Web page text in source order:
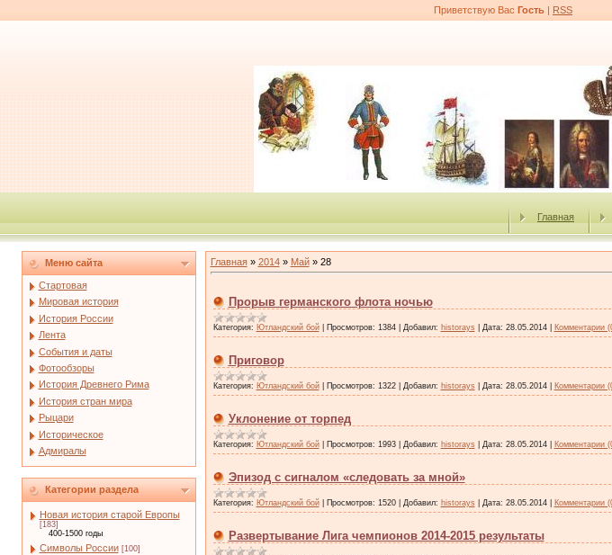
Приветствую Вас Гость | RSS
Главная
Меню сайта
Стартовая
Мировая история
История России
Лента
События и даты
Фотообзоры
История Древнего Рима
История стран мира
Рыцари
Историческое
Адмиралы
Категории раздела
Новая история старой Европы
[183]
400-1500 годы
Символы России [100]
Главная» 2014 » Май » 28
Прорыв германского флота ночью
Категория: Ютландский бой Просмотров: 1384 Добавил: historays Дата: 28.05.2014 Комментарии
Приговор
Категория: Ютландский бой Просмотров: 1322 Добавил: historays Дата: 28.05.2014 Комментарии
Уклонение от торпед
Категория: Ютландский бой Просмотров: 1993 Добавил: historays Дата: 28.05.2014 Комментарии
Эпизод с сигналом «следовать за мной»
Категория: Ютландский бой Просмотров: 1520 Добавил: historays Дата: 28.05.2014 Комментарии
Развертывание Лига чемпионов 2014-2015 результаты